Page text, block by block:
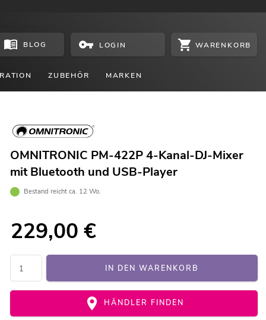
BLOG LOGIN WARENKORB
ZUBEHÖR MARKEN
OMNITRONIC PM-422P 4-Kanal-DJ-Mixer
mit Bluetooth und USB-Player
Bestand reicht ca. 12 Wo.
229,00 €
IN DEN WARENKORB
HÄNDLER FINDEN